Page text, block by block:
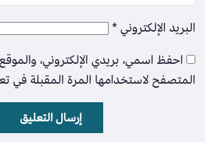
البريد الإلكتروني*
احفظ اسمي، بريدي الإلكتروني،
المتصفح لاستخدامها المرة المقبلة في